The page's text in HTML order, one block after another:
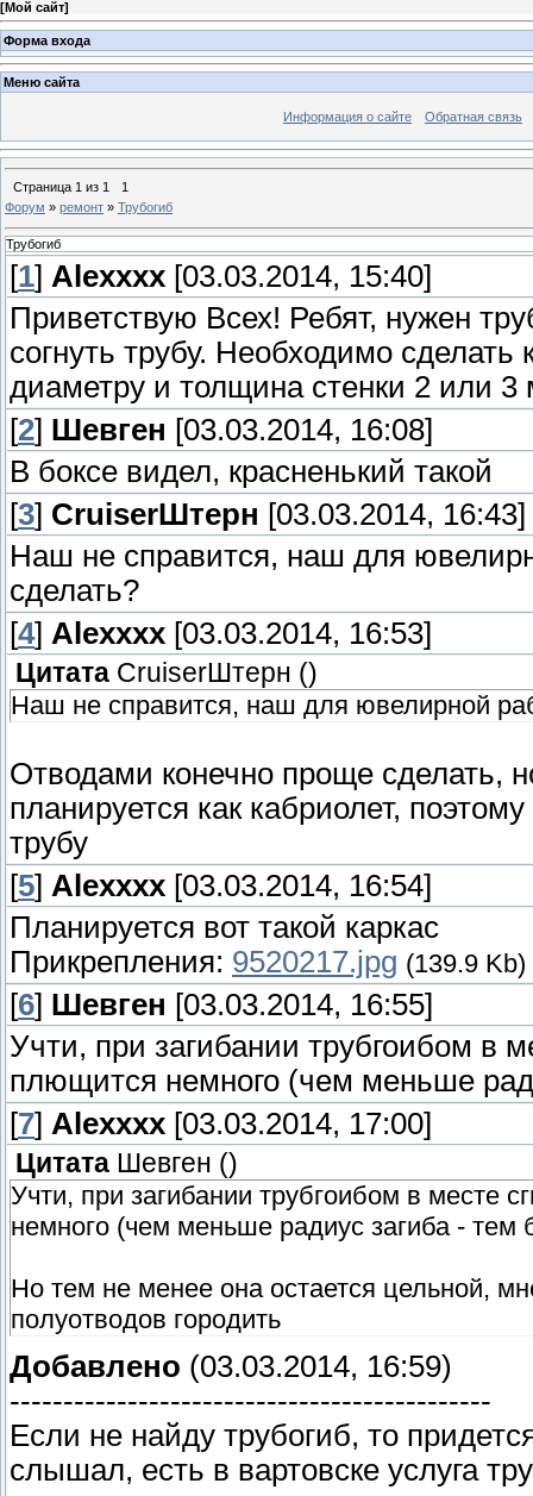
[Мой сайт]
Форма входа
Меню сайта
Информация о сайте Обратная связь
Страница 1 из 1
1
Форум » ремонт » Трубогиб
Трубогиб
[1] Alexxxx [03.03.2014, 15:40]
Приветствую Всех! Ребят, нужен
согнуть трубу. Необходимо
диаметру и толщина стенки 2 или 3
[2] Шевген [03.03.2014, 16:08]
В боксе видел, красненький такой
[3] СruiserШтерн [03.03.2014, 16:43]
Наш не справится, наш для
сделать?
[4] Alexxxx [03.03.2014, 16:53]
Цитата СruiserШтерн ()
Наш не справится, наш для ювелирной
Отводами конечно проще сделать,
планируется как кабриолет,
трубу
[5] Alexxxx [03.03.2014, 16:54]
Планируется вот такой каркас
Прикрепления: 9520217.jpg (139.9 Kb)
[6] Шевген [03.03.2014, 16:55]
Учти, при загибании трубгоибом в
плющится немного (чем меньше
[7] Alexxxx [03.03.2014, 17:00]
Цитата Шевген ()
Учти, при загибании трубгоибом в месте
немного (чем меньше радиус загиба -
Но тем не менее она остается цельной,
полуотводов городить
Добавлено (03.03.2014, 16:59)
---------------------------------------------
Если не найду трубогиб, то
слышал, есть в вартовске услуга